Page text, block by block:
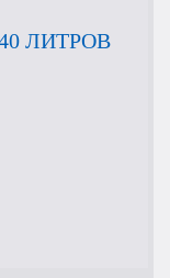
ЛИТРОВ